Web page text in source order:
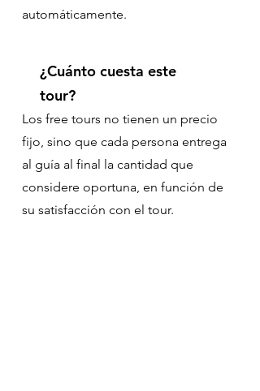
automáticamente.
¿Cuánto cuesta este
tour?
Los free tours no tienen un precio
fijo, sino que cada persona entrega
al guía al final la cantidad que
considere oportuna, en función de
su satisfacción con el tour.